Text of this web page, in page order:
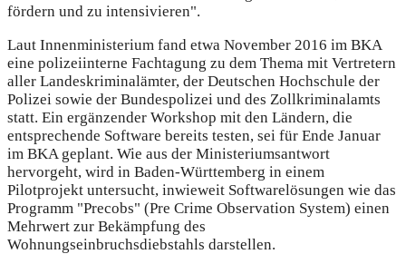
fördern und zu intensivieren".
Laut Innenministerium fand etwa November 2016 im BKA
eine polizeiinterne Fachtagung zu dem Thema mit Vertretern
aller Landeskriminalämter, der Deutschen Hochschule der
Polizei sowie der Bundespolizei und des Zollkriminalamts
statt. Ein ergänzender Workshop mit den Ländern, die
entsprechende Software bereits testen, sei für Ende Januar
im BKA geplant. Wie aus der Ministeriumsantwort
hervorgeht, wird in Baden-Württemberg in einem
Pilotprojekt untersucht, inwieweit Softwarelösungen wie das
Programm "Precobs" (Pre Crime Observation System) einen
Mehrwert zur Bekämpfung des
Wohnungseinbruchsdiebstahls darstellen.